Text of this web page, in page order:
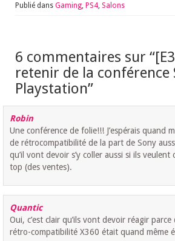
Publié dans Gaming PS4 Salons
6 commentaires sur “
retenir de la conférence
Playstation”
Robin
Une conférence de folie!!! J’espérais quand
de rétrocompatibilité de la part de Sony
qu’il vont devoir s’y coller aussi si ils veulent
top (des ventes).
Quantic
Oui, c’est clair qu’ils vont devoir réagir parce
rétro-compatibilité X360 était quand même